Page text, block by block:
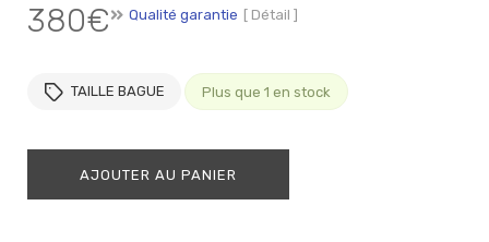
380€ Qualité garantie [ Détail ]
TAILLE BAGUE Plus que 1 en stock
AJOUTER AU PANIER